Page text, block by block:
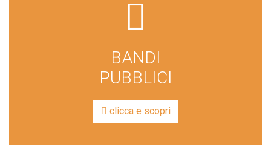
lines
BANDI
PUBBLICI
clicca e scopri